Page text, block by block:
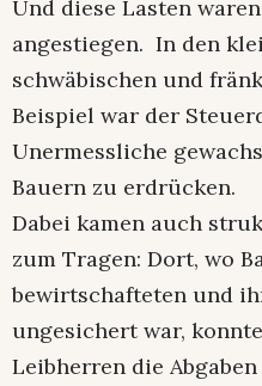
Und diese Lasten
angestiegen. In den
schwäbischen und
Beispiel war der
Unermessliche
Bauern zu erdrücken.
Dabei kamen auch
zum Tragen: Dort, wo
bewirtschafteten und
ungesichert war,
Leibherren die